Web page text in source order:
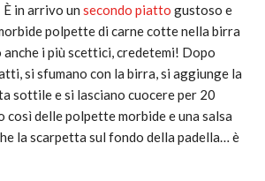
in arrivo un secondo piatto gustoso e
polpette di carne cotte nella birra
i più scettici, credetemi! Dopo
si sfumano con la birra, si aggiunge la
sottile e si lasciano cuocere per 20
così delle polpette morbide e una salsa
la scarpetta sul fondo della padella… è